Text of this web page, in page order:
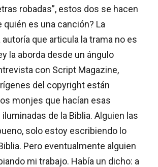
robadas”, estos dos se hacen
quién es una canción? La
que articula la trama no es
la aborda desde un ángulo
con Script Magazine,
del copyright están
monjes que hacían esas
de la Biblia. Alguien las
solo estoy escribiendo lo
Pero eventualmente alguien
mi trabajo. Había un dicho: a